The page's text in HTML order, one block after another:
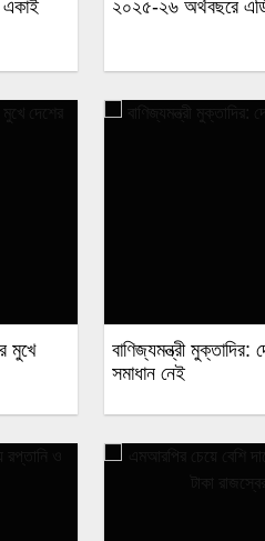
একাই
২০২৫-২৬ অর্থবছরে
মুখে
বাণিজ্যমন্ত্রী
সমাধান নেই